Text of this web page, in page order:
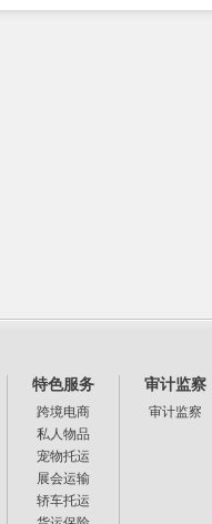
特色服务
跨境电商
私人物品
宠物托运
展会运输
轿车托运
审计监察
审计监察